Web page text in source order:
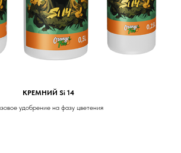
КРЕМНИЙ Si 14
удобрение на фазу цветения